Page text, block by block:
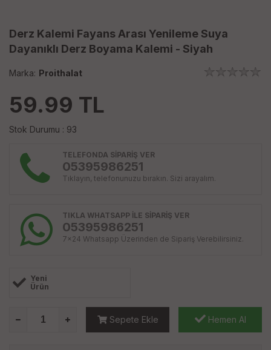
Derz Kalemi Fayans Arası Yenileme Suya
Dayanıklı Derz Boyama Kalemi - Siyah
Marka: Proithalat
59.99 TL
Stok Durumu : 93
TELEFONDA SİPARİŞ VER
05395986251
Tıklayın, telefonunuzu bırakın. Sizi arayalım.
TIKLA WHATSAPP İLE SİPARİŞ VER
05395986251
7x24 Whatsapp Üzerinden de Sipariş Verebilirsiniz.
Yeni
Ürün
Sepete Ekle Hemen Al